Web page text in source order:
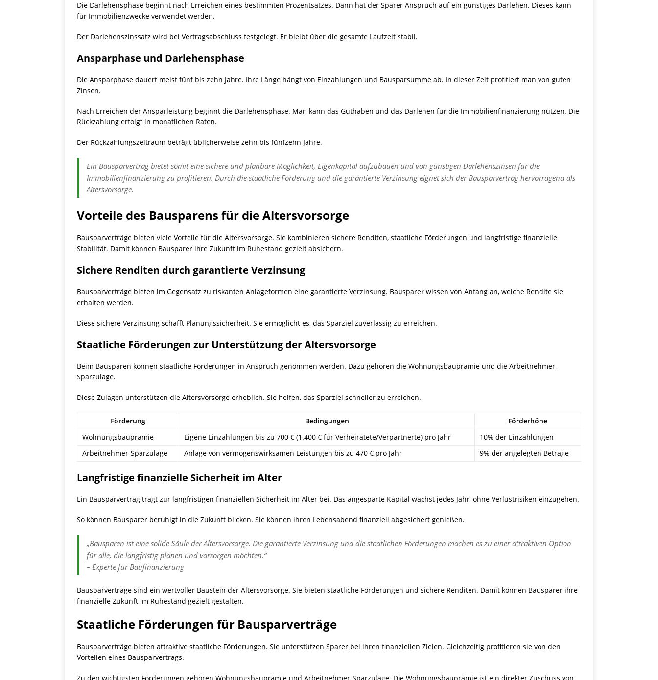
Die Darlehensphase beginnt nach Erreichen eines bestimmten Prozentsatzes. Dann hat der Sparer Anspruch auf ein günstiges Darlehen. Dieses kann
für Immobilienzwecke verwendet werden.
Der Darlehenszinssatz wird bei Vertragsabschluss festgelegt. Er bleibt über die gesamte Laufzeit stabil.
Ansparphase und Darlehensphase
Die Ansparphase dauert meist fünf bis zehn Jahre. Ihre Länge hängt von Einzahlungen und Bausparsumme ab. In dieser Zeit profitiert man von guten
Zinsen.
Nach Erreichen der Ansparleistung beginnt die Darlehensphase. Man kann das Guthaben und das Darlehen für die Immobilienfinanzierung nutzen. Die
Rückzahlung erfolgt in monatlichen Raten.
Der Rückzahlungszeitraum beträgt üblicherweise zehn bis fünfzehn Jahre.
Ein Bausparvertrag bietet somit eine sichere und planbare Möglichkeit, Eigenkapital aufzubauen und von günstigen Darlehenszinsen für die
Immobilienfinanzierung zu profitieren. Durch die staatliche Förderung und die garantierte Verzinsung eignet sich der Bausparvertrag hervorragend als
Altersvorsorge.
Vorteile des Bausparens für die Altersvorsorge
Bausparverträge bieten viele Vorteile für die Altersvorsorge. Sie kombinieren sichere Renditen, staatliche Förderungen und langfristige finanzielle
Stabilität. Damit können Bausparer ihre Zukunft im Ruhestand gezielt absichern.
Sichere Renditen durch garantierte Verzinsung
Bausparverträge bieten im Gegensatz zu riskanten Anlageformen eine garantierte Verzinsung. Bausparer wissen von Anfang an, welche Rendite sie
erhalten werden.
Diese sichere Verzinsung schafft Planungssicherheit. Sie ermöglicht es, das Sparziel zuverlässig zu erreichen.
Staatliche Förderungen zur Unterstützung der Altersvorsorge
Beim Bausparen können staatliche Förderungen in Anspruch genommen werden. Dazu gehören die Wohnungsbauprämie und die Arbeitnehmer-
Sparzulage.
Diese Zulagen unterstützen die Altersvorsorge erheblich. Sie helfen, das Sparziel schneller zu erreichen.
Förderung Bedingungen
Förderhöhe
Wohnungsbauprämie
Eigene Einzahlungen bis zu 700 € (1.400 € für Verheiratete/Verpartnerte) pro Jahr
10% der Einzahlungen
Arbeitnehmer-Sparzulage
Anlage von vermögenswirksamen Leistungen bis zu 470 € pro Jahr 9% der angelegten Beträge
Langfristige finanzielle Sicherheit im Alter
Ein Bausparvertrag trägt zur langfristigen finanziellen Sicherheit im Alter bei. Das angesparte Kapital wächst jedes Jahr, ohne Verlustrisiken einzugehen.
So können Bausparer beruhigt in die Zukunft blicken. Sie können ihren Lebensabend finanziell abgesichert genießen.
„Bausparen ist eine solide Säule der Altersvorsorge. Die garantierte Verzinsung und die staatlichen Förderungen machen es zu einer attraktiven Option
für alle, die langfristig planen und vorsorgen möchten.“
– Experte für Baufinanzierung
Bausparverträge sind ein wertvoller Baustein der Altersvorsorge. Sie bieten staatliche Förderungen und sichere Renditen. Damit können Bausparer ihre
finanzielle Zukunft im Ruhestand gezielt gestalten.
Staatliche Förderungen für Bausparverträge
Bausparverträge bieten attraktive staatliche Förderungen. Sie unterstützen Sparer bei ihren finanziellen Zielen. Gleichzeitig profitieren sie von den
Vorteilen eines Bausparvertrags.
Zu den wichtigsten Förderungen gehören Wohnungsbauprämie und Arbeitnehmer-Sparzulage. Die Wohnungsbauprämie ist ein direkter Zuschuss von